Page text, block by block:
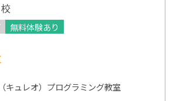
無料体験あり
キュレオ）プログラミング教室